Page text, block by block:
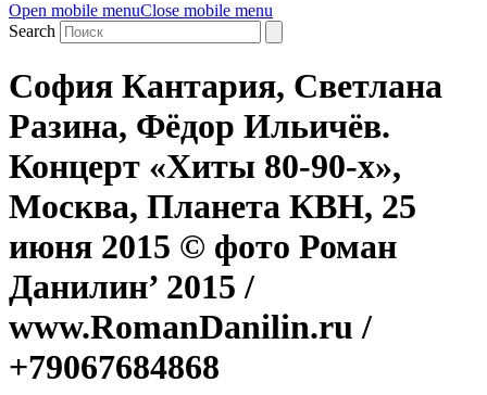
Open mobile menuClose mobile menu
Search
София Кантария, Светлана
Разина, Фёдор Ильичёв.
Концерт «Хиты 80-90-х»,
Москва, Планета КВН, 25
июня 2015 © фото Роман
Данилин’ 2015 /
www.RomanDanilin.ru /
+79067684868